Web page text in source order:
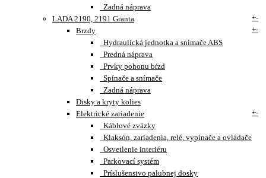
Zadná náprava
LADA 2190, 2191 Granta
+-
Brzdy
+-
Hydraulická jednotka a snímače ABS
Predná náprava
Prvky pohonu bŕzd
Spínače a snímače
Zadná náprava
Disky a kryty kolies
Elektrické zariadenie
+-
Káblové zväzky
Klaksón, zariadenia, relé, vypínače a ovládače
Osvetlenie interiéru
Parkovací systém
Príslušenstvo palubnej dosky